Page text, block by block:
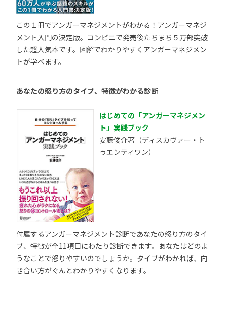
この１冊でアンガーマネジメントがわかる！アンガーマネジ
メント入門の決定版。コンビニで発売後たちまち５万部突破
した超人気本です。図解でわかりやすくアンガーマネジメン
トが学べます。
あなたの怒り方のタイプ、特徴がわかる診断
はじめての「アンガーマネジメン
ト」実践ブック
安藤俊介著（ディスカヴァー・ト
ゥエンティワン）
付属するアンガーマネジメント診断であなたの怒り方のタイ
プ、特徴が全11項目にわたり診断できます。あなたはどのよ
うなことで怒りやすいのでしょうか。タイプがわかれば、向
き合い方がぐんとわかりやすくなります。